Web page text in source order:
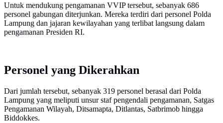
Untuk mendukung pengamanan VVIP tersebut, sebanyak 686
personel gabungan diterjunkan. Mereka terdiri dari personel Polda
Lampung dan jajaran kewilayahan yang terlibat langsung dalam
pengamanan Presiden RI.
Personel yang Dikerahkan
Dari jumlah tersebut, sebanyak 319 personel berasal dari Polda
Lampung yang meliputi unsur staf pengendali pengamanan, Satgas
Pengamanan Wilayah, Ditsamapta, Ditlantas, Satbrimob hingga
Biddokkes.